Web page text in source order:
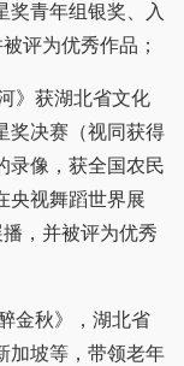
奖青年组银奖、入
评为优秀作品；
》获湖北省文化
奖决赛（视同获得
录像，获全国农民
央视舞蹈世界展
，并被评为优秀
金秋》，湖北省
加坡等，带领老年